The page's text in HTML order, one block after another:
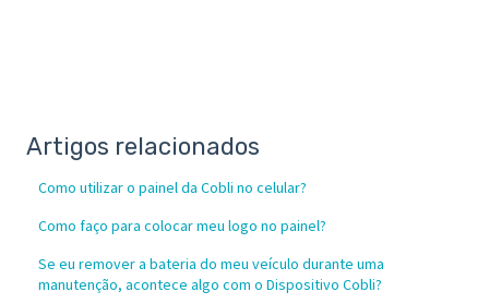
Artigos relacionados
Como utilizar o painel da Cobli no celular?
Como faço para colocar meu logo no painel?
Se eu remover a bateria do meu veículo durante uma
manutenção, acontece algo com o Dispositivo Cobli?